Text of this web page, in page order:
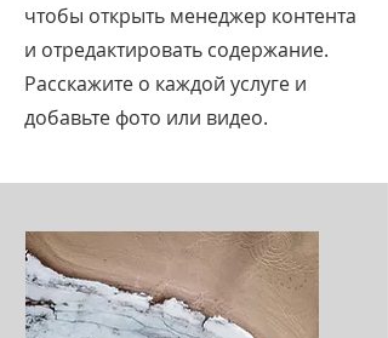
чтобы открыть менеджер контента
и отредактировать содержание.
Расскажите о каждой услуге и
добавьте фото или видео.